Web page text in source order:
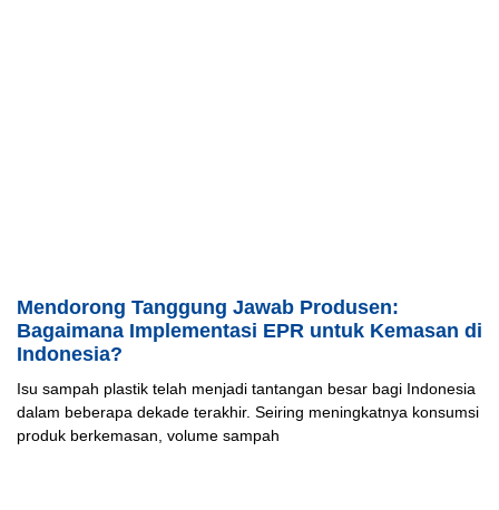
Mendorong Tanggung Jawab Produsen:
Bagaimana Implementasi EPR untuk Kemasan di
Indonesia?
Isu sampah plastik telah menjadi tantangan besar bagi Indonesia
dalam beberapa dekade terakhir. Seiring meningkatnya konsumsi
produk berkemasan, volume sampah